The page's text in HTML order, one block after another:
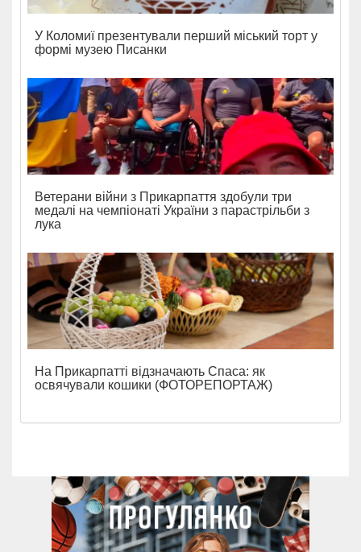
У Коломиї презентували перший міський торт у
формі музею Писанки
Ветерани війни з Прикарпаття здобули три
медалі на чемпіонаті України з парастрільби з
лука
На Прикарпатті відзначають Спаса: як
освячували кошики (ФОТОРЕПОРТАЖ)